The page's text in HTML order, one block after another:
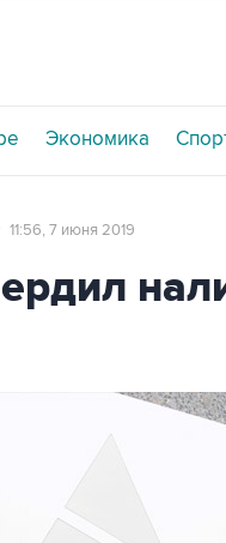
Экономика
11:56, 7 июня 2019